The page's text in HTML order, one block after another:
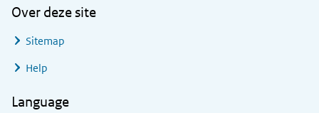
Over deze site
Sitemap
Help
Language